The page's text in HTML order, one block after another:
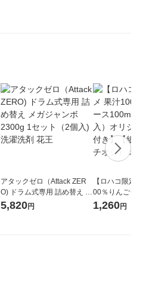
アタックゼロ（Attack ZER
O) ドラム式専用 詰め替え メ
ガジャンボ 2300g 1セット
5,820円
【ロハコ限定
00％りんごジ
箱（18本入）
1,260円